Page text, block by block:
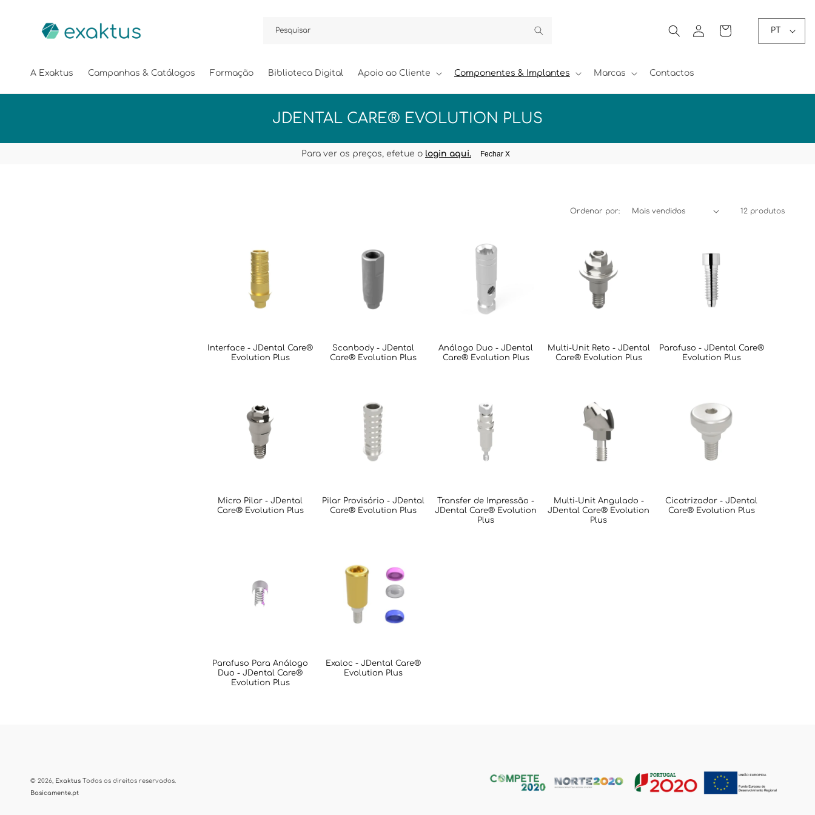
conteúdo
A Exaktus Campanhas & Catálogos Formação Biblioteca Digital Apoio ao Cliente Componentes & Implantes Marcas Contactos
Pesquisar
sessão
Carrinho PT
C
JDENTAL CARE® EVOLUTION PLUS
Para ver os preços, efetue o login aqui. Fechar X
Ordenar por: 12 produtos
Interface - JDental Care®
Evolution Plus
Scanbody - JDental
Care® Evolution Plus
Análogo Duo - JDental
Care® Evolution Plus
Multi-Unit Reto - JDental
Care® Evolution Plus
Parafuso - JDental Care®
Evolution Plus
Micro Pilar - JDental
Care® Evolution Plus
Pilar Provisório - JDental
Care® Evolution Plus
Transfer de Impressão -
JDental Care® Evolution
Plus
Multi-Unit Angulado -
JDental Care® Evolution
Plus
Cicatrizador - JDental
Care® Evolution Plus
Parafuso Para Análogo
Duo - JDental Care®
Evolution Plus
Exaloc - JDental Care®
Evolution Plus
© 2026, Exaktus Todos os direitos reservados.
Basicamente.pt